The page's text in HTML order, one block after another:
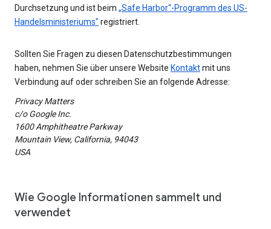
Durchsetzung und ist beim „Safe Harbor“-Programm des US-
Handelsministeriums" registriert.
Sollten Sie Fragen zu diesen Datenschutzbestimmungen
haben, nehmen Sie über unsere Website Kontaktmit uns
Verbindung auf oder schreiben Sie an folgende Adresse:
Privacy Matters
c/o Google Inc.
1600 Amphitheatre Parkway
Mountain View, California, 94043
USA
Wie Google Informationen sammelt und
verwendet